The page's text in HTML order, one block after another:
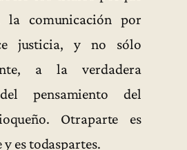
la comunicación por
justicia, y no sólo
a la verdadera
pensamiento del
Otraparte es
es todaspartes.